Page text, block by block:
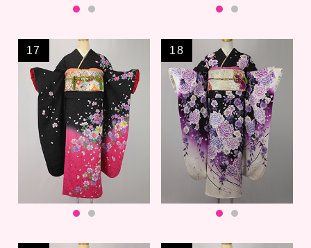
17 18